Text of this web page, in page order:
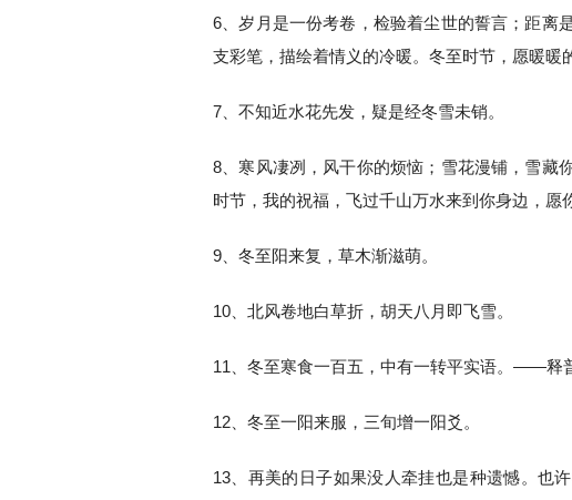
6、岁月是一份考卷，检验着尘世的誓言；距离
支彩笔，描绘着情义的冷暖。冬至时节，愿暖暖
7、不知近水花先发，疑是经冬雪未销。
8、寒风凄冽，风干你的烦恼；雪花漫铺，雪藏
时节，我的祝福，飞过千山万水来到你身边，愿
9、冬至阳来复，草木渐滋萌。
10、北风卷地白草折，胡天八月即飞雪。
11、冬至寒食一百五，中有一转平实语。——释
12、冬至一阳来服，三旬增一阳爻。
13、再美的日子如果没人牵挂也是种遗憾。也